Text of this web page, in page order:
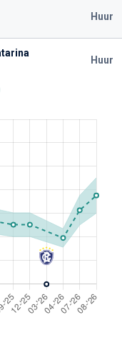
Huur
Huur